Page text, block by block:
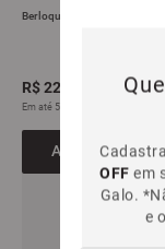
OFF em
Galo.
e
Berloque CAM Clássico
R$229
Em até 5
ADICIONAR À